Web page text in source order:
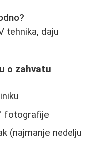
tehnika, daju
o zahvatu
fotografije
(najmanje nedelju